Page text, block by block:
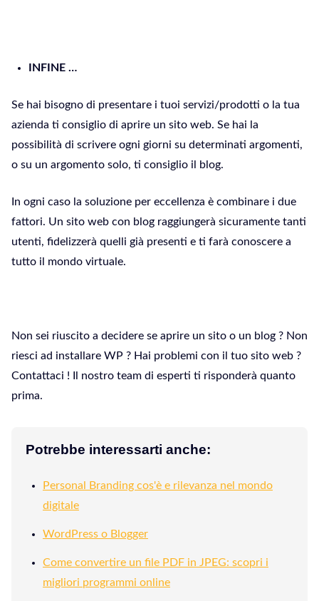
INFINE …
Se hai bisogno di presentare i tuoi servizi/prodotti o la tua
azienda ti consiglio di aprire un sito web. Se hai la
possibilità di scrivere ogni giorni su determinati argomenti,
o su un argomento solo, ti consiglio il blog.
In ogni caso la soluzione per eccellenza è combinare i due
fattori. Un sito web con blog raggiungerà sicuramente tanti
utenti, fidelizzerà quelli già presenti e ti farà conoscere a
tutto il mondo virtuale.
Non sei riuscito a decidere se aprire un sito o un blog ? Non
riesci ad installare WP ? Hai problemi con il tuo sito web ?
Contattaci ! Il nostro team di esperti ti risponderà quanto
prima.
Potrebbe interessarti anche:
Personal Branding cos'è e rilevanza nel mondo
digitale
WordPress o Blogger
Come convertire un file PDF in JPEG: scopri i
migliori programmi online